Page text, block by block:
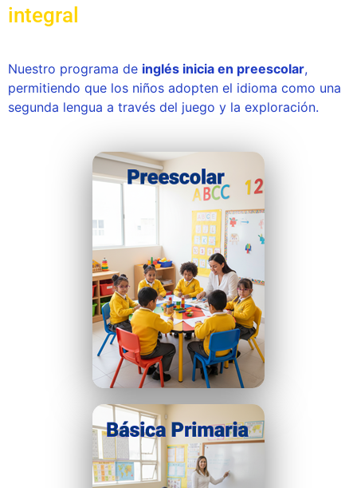
integral
Nuestro programa de inglés inicia en preescolar,
permitiendo que los niños adopten el idioma como una
segunda lengua a través del juego y la exploración.